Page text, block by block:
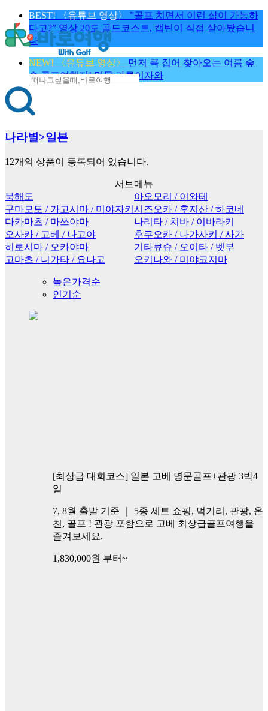
BEST! 〈유튜브 영상〉
”골프 치면서 이런 삶이 가능하
다고?” 영상 20도 골드코스트, 캡틴이 직접 살아봤습니
다
NEW! 〈유튜브 영상〉
먼저 콕 집어 찾아오는 여름 숲
속 골프여행지! 명문 가루이자와
나라별>일본
12개 의 상품이 등록되어 있습니다.
서브메뉴
북해도
아오모리 / 이와테
구마모토 / 가고시마 / 미야자키 시즈오카 / 후지산 / 하코네
다카마츠 / 마쓰야마
나리타 / 치바 / 이바라키
오사카 / 고베 / 나고야
후쿠오카 / 나가사키 / 사가
히로시마 / 오카야마
기타큐슈 / 오이타 / 벳부
고마츠 / 니가타 / 요나고
오키나와 / 미야코지마
높은가격순
인기순
[최상급 대회코스] 일본 고베 명문골프+관광 3박4
일
7, 8월 출발 기준 ｜ 5종 세트 쇼핑, 먹거리, 관광, 온
천, 골프 ! 관광 포함으로 고베 최상급골프여행을
즐겨보세요.
1,830,000원 부터~